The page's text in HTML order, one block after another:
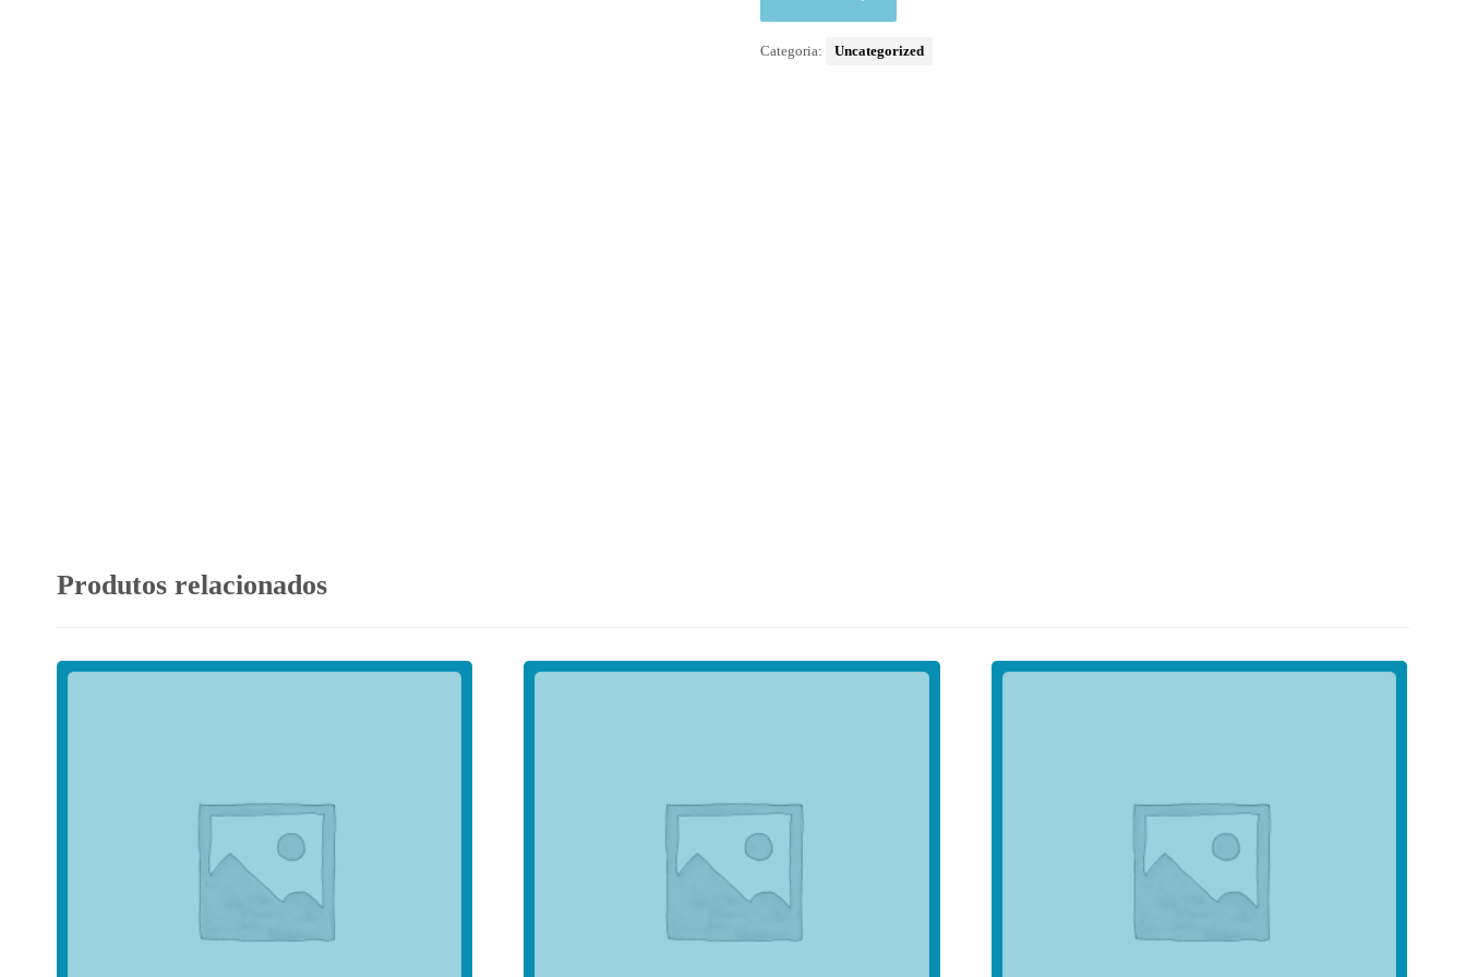
Categoria: Uncategorized
Produtos relacionados